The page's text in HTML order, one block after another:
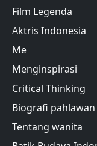
Film Legenda
Aktris Indonesia
Me
Menginspirasi
Critical Thinking
Biografi pahlawan
Tentang wanita